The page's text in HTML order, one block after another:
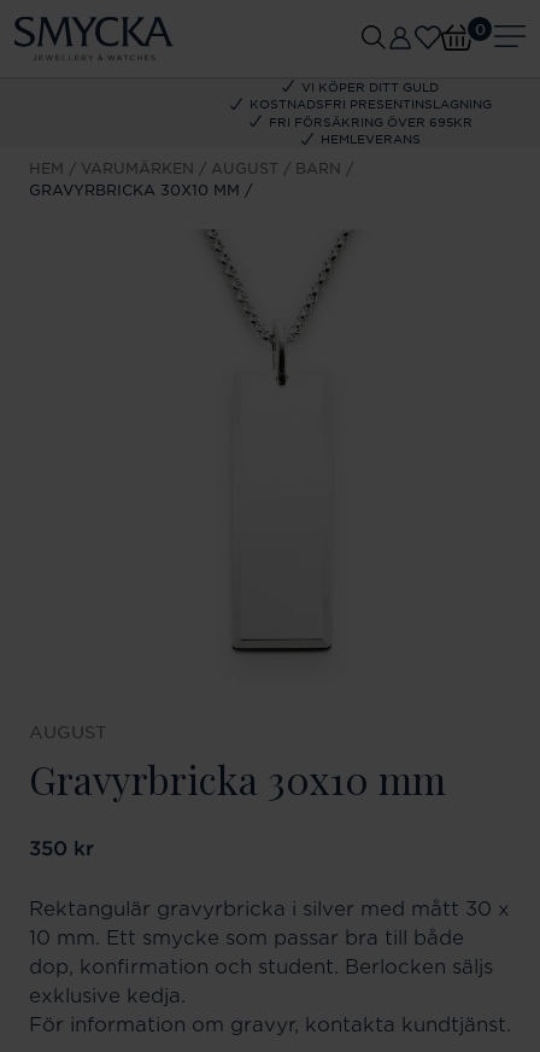
VI KÖPER DITT GULD
KOSTNADSFRI PRESENTINSLAGNING
FRI FÖRSÄKRING ÖVER 695KR
HEMLEVERANS
0
HEM VARUMÄRKEN AUGUST
BARN
GRAVYRBRICKA 30X10 MM
AUGUST
Gravyrbricka 30x10 mm
Pris :350 kr
350 kr
Rektangulär gravyrbricka i silver med mått 30 x
10 mm. Ett smycke som passar bra till både
dop, konfirmation och student. Berlocken säljs
exklusive kedja.
För information om gravyr, kontakta kundtjänst.